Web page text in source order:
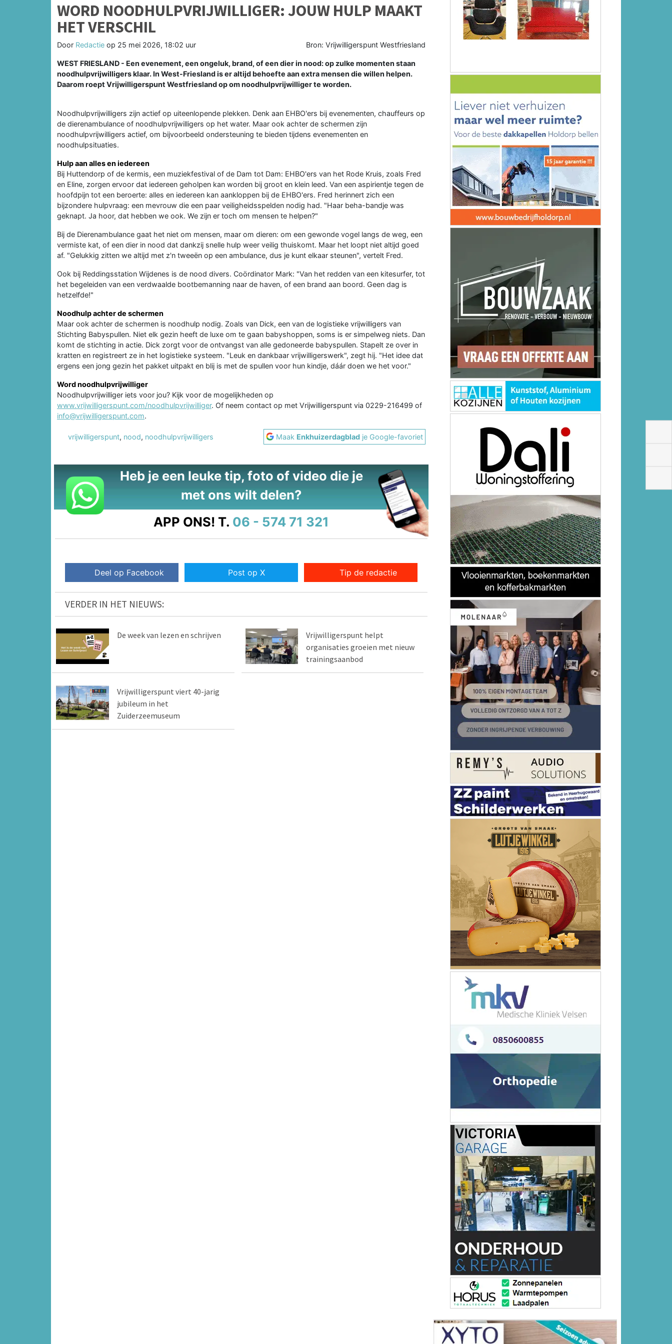
WORD NOODHULPVRIJWILLIGER: JOUW HULP MAAKT
HET VERSCHIL
Door Redactie op 25 mei 2026, 18:02 uur Bron: Vrijwilligerspunt Westfriesland
WEST FRIESLAND - Een evenement, een ongeluk, brand, of een dier in nood: op zulke momenten staan
noodhulpvrijwilligers klaar. In West-Friesland is er altijd behoefte aan extra mensen die willen helpen.
Daarom roept Vrijwilligerspunt Westfriesland op om noodhulpvrijwilliger te worden.
Noodhulpvrijwilligers zijn actief op uiteenlopende plekken. Denk aan EHBO'ers bij evenementen, chauffeurs op
de dierenambulance of noodhulpvrijwilligers op het water. Maar ook achter de schermen zijn
noodhulpvrijwilligers actief, om bijvoorbeeld ondersteuning te bieden tijdens evenementen en
noodhulpsituaties.
Hulp aan alles en iedereen
Bij Huttendorp of de kermis, een muziekfestival of de Dam tot Dam: EHBO'ers van het Rode Kruis, zoals Fred
en Eline, zorgen ervoor dat iedereen geholpen kan worden bij groot en klein leed. Van een aspirientje tegen de
hoofdpijn tot een beroerte: alles en iedereen kan aankloppen bij de EHBO'ers. Fred herinnert zich een
bijzondere hulpvraag: een mevrouw die een paar veiligheidsspelden nodig had. "Haar beha-bandje was
geknapt. Ja hoor, dat hebben we ook. We zijn er toch om mensen te helpen?"
Bij de Dierenambulance gaat het niet om mensen, maar om dieren: om een gewonde vogel langs de weg, een
vermiste kat, of een dier in nood dat dankzij snelle hulp weer veilig thuiskomt. Maar het loopt niet altijd goed
af. "Gelukkig zitten we altijd met z'n tweeën op een ambulance, dus je kunt elkaar steunen", vertelt Fred.
Ook bij Reddingsstation Wijdenes is de nood divers. Coördinator Mark: "Van het redden van een kitesurfer, tot
het begeleiden van een verdwaalde bootbemanning naar de haven, of een brand aan boord. Geen dag is
hetzelfde!"
Noodhulp achter de schermen
Maar ook achter de schermen is noodhulp nodig. Zoals van Dick, een van de logistieke vrijwilligers van
Stichting Babyspullen. Niet elk gezin heeft de luxe om te gaan babyshoppen, soms is er simpelweg niets. Dan
komt de stichting in actie. Dick zorgt voor de ontvangst van alle gedoneerde babyspullen. Stapelt ze over in
kratten en registreert ze in het logistieke systeem. "Leuk en dankbaar vrijwilligerswerk", zegt hij. "Het idee dat
ergens een jong gezin het pakket uitpakt en blij is met de spullen voor hun kindje, dáár doen we het voor."
Word noodhulpvrijwilliger
Noodhulpvrijwilliger iets voor jou? Kijk voor de mogelijkheden op
www.vrijwilligerspunt.com/noodhulpvrijwilliger. Of neem contact op met Vrijwilligerspunt via 0229-216499 of
info@vrijwilligerspunt.com.
vrijwilligerspunt, nood, noodhulpvrijwilligers Maak Enkhuizerdagblad je Google-favoriet
Heb je een leuke tip, foto of video die je
met ons wilt delen?
APP ONS! T. 06 - 574 71 321
Deel op Facebook Post op X Tip de redactie
VERDER IN HET NIEUWS:
De week van lezen en schrijven
Vrijwilligerspunt helpt
organisaties groeien met nieuw
trainingsaanbod
Vrijwilligerspunt viert 40-jarig
jubileum in het
Zuiderzeemuseum